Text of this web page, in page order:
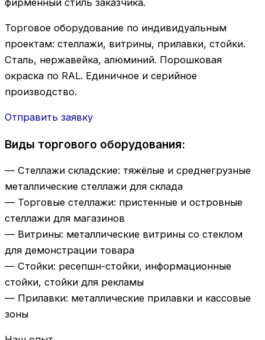
Торговое оборудование по индивидуальным
проектам: стеллажи, витрины, прилавки, стойки.
Сталь, нержавейка, алюминий. Порошковая
окраска по RAL. Единичное и серийное
производство.
Отправить заявку
Виды торгового оборудования:
— Стеллажи складские: тяжёлые и среднегрузные
металлические стеллажи для склада
— Торговые стеллажи: пристенные и островные
стеллажи для магазинов
— Витрины: металлические витрины со стеклом
для демонстрации товара
— Стойки: ресепшн-стойки, информационные
стойки, стойки для рекламы
— Прилавки: металлические прилавки и кассовые
зоны